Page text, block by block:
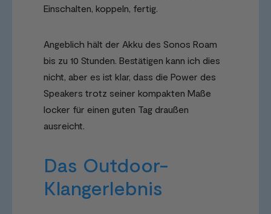
Einschalten, koppeln, fertig.
Angeblich hält der Akku des Sonos Roam
bis zu 10 Stunden. Bestätigen kann ich dies
nicht, aber es ist klar, dass die Power des
Speakers trotz seiner kompakten Maße
locker für einen guten Tag draußen
ausreicht.
Das Outdoor-
Klangerlebnis